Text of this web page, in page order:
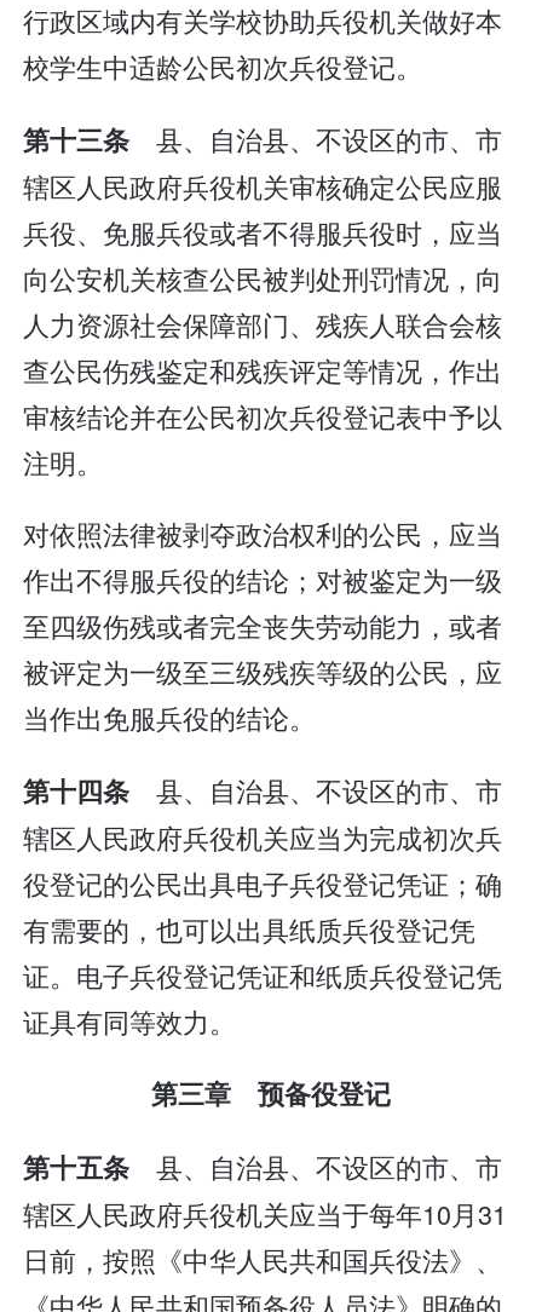
行政区域内有关学校协助兵役机关做好本
校学生中适龄公民初次兵役登记。
第十三条县、自治县、不设区的市、市
辖区人民政府兵役机关审核确定公民应服
兵役、免服兵役或者不得服兵役时，应当
向公安机关核查公民被判处刑罚情况，向
人力资源社会保障部门、残疾人联合会核
查公民伤残鉴定和残疾评定等情况，作出
审核结论并在公民初次兵役登记表中予以
注明。
对依照法律被剥夺政治权利的公民，应当
作出不得服兵役的结论；对被鉴定为一级
至四级伤残或者完全丧失劳动能力，或者
被评定为一级至三级残疾等级的公民，应
当作出免服兵役的结论。
第十四条县、自治县、不设区的市、市
辖区人民政府兵役机关应当为完成初次兵
役登记的公民出具电子兵役登记凭证；确
有需要的，也可以出具纸质兵役登记凭
证。电子兵役登记凭证和纸质兵役登记凭
证具有同等效力。
第三章 预备役登记
第十五条县、自治县、不设区的市、市
辖区人民政府兵役机关应当于每年10月31
日前，按照《中华人民共和国兵役法》、